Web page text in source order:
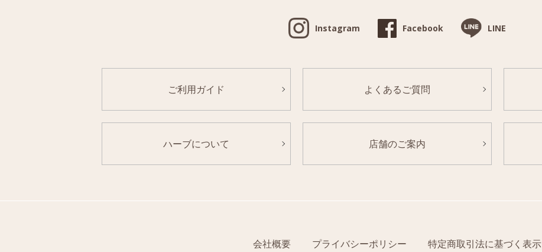
Instagram Facebook LINE
ご利用ガイド よくあるご質問
ハーブについて 店舗のご案内
会社概要 プライバシーポリシー 特定商取引法に基づく表示